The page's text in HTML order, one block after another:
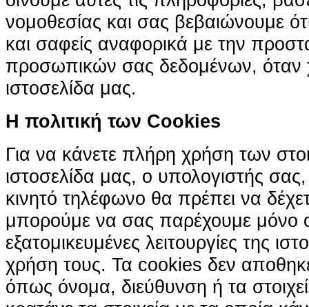
νομοθεσίας και σας βεβαιώνουμε ότι
και σαφείς αναφορικά με την
προσωπικών σας δεδομένων, όταν
ιστοσελίδα μας.
H πολιτική των Cookies
Για να κάνετε πλήρη χρήση των
ιστοσελίδα μας, ο υπολογιστής
κινητό τηλέφωνο θα πρέπει να
μπορούμε να σας παρέχουμε μόνο
εξατομικευμένες λειτουργίες της
χρήση τους. Τα cookies δεν
όπως όνομα, διεύθυνση ή τα